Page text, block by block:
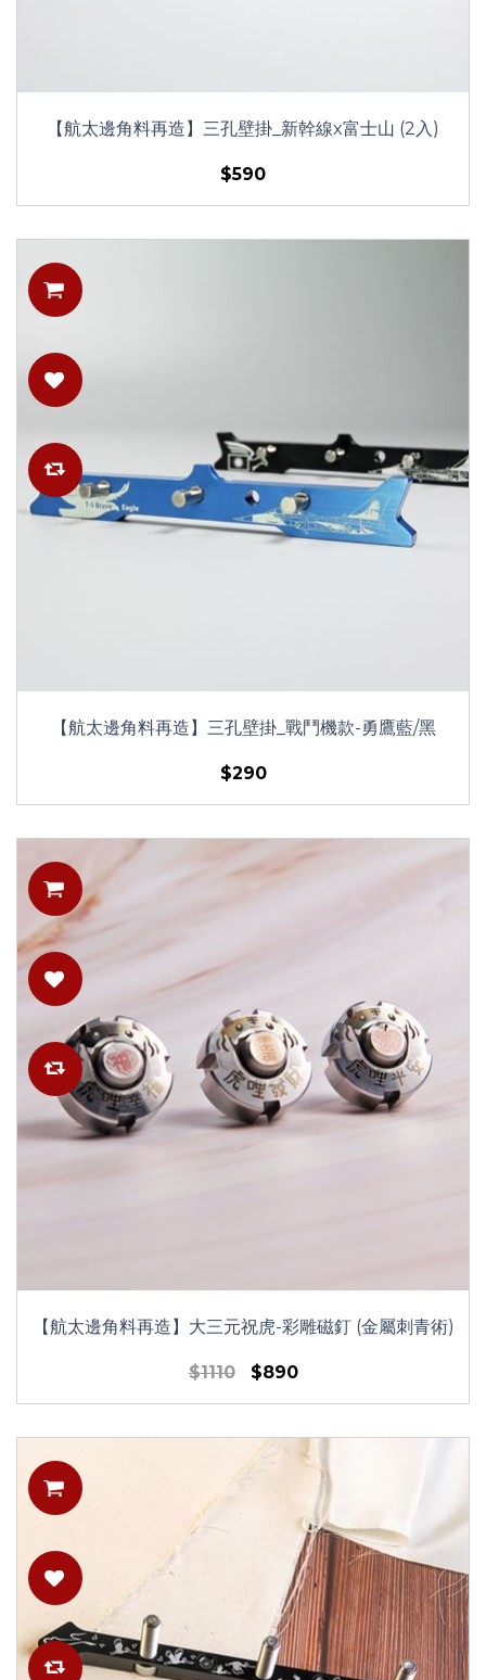
【航太邊角料再造】三孔壁掛_新幹線x富士山 (2入)
$590
【航太邊角料再造】三孔壁掛_戰鬥機款-勇鷹藍/黑
$290
【航太邊角料再造】大三元祝虎-彩雕磁釘 (金屬刺青術)
$1110 $890